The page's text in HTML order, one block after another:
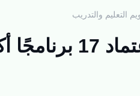
الجامعة توقع عقود